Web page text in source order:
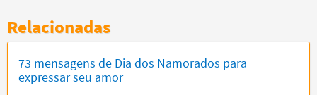
Relacionadas
73 mensagens de Dia dos Namorados para
expressar seu amor